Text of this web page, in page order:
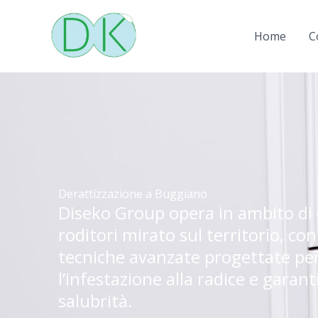
contenuto
Home
Derattizzazione a Buggiano
Diseko Group opera in ambito
roditori mirato sul territorio,
tecniche avanzate progettate
l’infestazione alla radice e
salubrità.